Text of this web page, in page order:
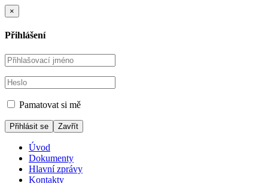
×
Přihlášení
Pamatovat si mě
Zavřít
Úvod
Dokumenty
Hlavní zprávy
Kontakty